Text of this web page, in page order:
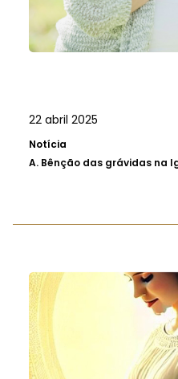
22 abril 2025
Notícia
A. Bênção das grávidas na